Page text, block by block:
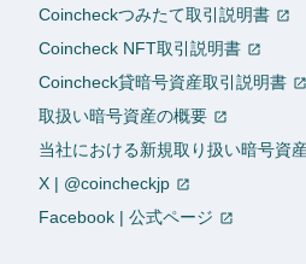
Coincheckつみたて取引説明書
Coincheck NFT取引説明書
Coincheck貸暗号資産取引説明書
取扱い暗号資産の概要
当社における新規取り扱い暗号資
X | @coincheckjp
Facebook | 公式ページ